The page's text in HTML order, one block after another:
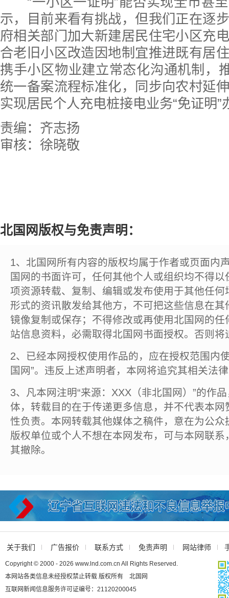
示，目前来看有挑战，但我们正在逐
府相关部门加大新建居民住宅小区充
合老旧小区改造因地制宜推进既有居
携手小区物业建立常态化沟通机制，
统一备案流程标准化，同步向农村延
实现居民个人充电桩接电业务“免证明”
责编：齐志扬
审核：徐晓敬
北国网版权与免责声明：
1、北国网所有内容的版权均属于作者或页面内
国网的书面许可，任何其他个人或组织均不得
项资源转载、复制、编辑或发布使用于其他任
形式的资讯散发给其他方，不可把这些信息在
镜像复制或保存；不得修改或再使用北国网的
站信息资料，必需取得北国网书面授权。否则将
2、已经本网授权使用作品的，应在授权范围内
国网”。违反上述声明者，本网将追究其相关法
3、凡本网注明“来源：XXX（非北国网）”的作
体，转载目的在于传递更多信息，并不代表本
性负责。本网转载其他媒体之稿件，意在为公
版权单位或个人不想在本网发布，可与本网联
其撤除。
关于我们 广告报价 联系方式 免责声明 网站律师
Copyright © 2000 - 2026 www.lnd.com.cn All Rights Reserved.
本网站各类信息未经授权禁止转载 版权所有 北国网
互联网新闻信息服务许可证编号：21120200045